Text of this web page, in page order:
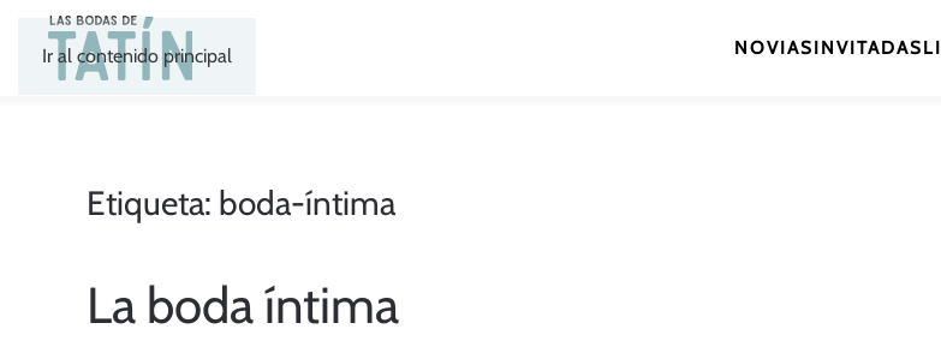
Ir al contenido principal NOVIASINVITADAS
Etiqueta: boda-íntima
La boda íntima